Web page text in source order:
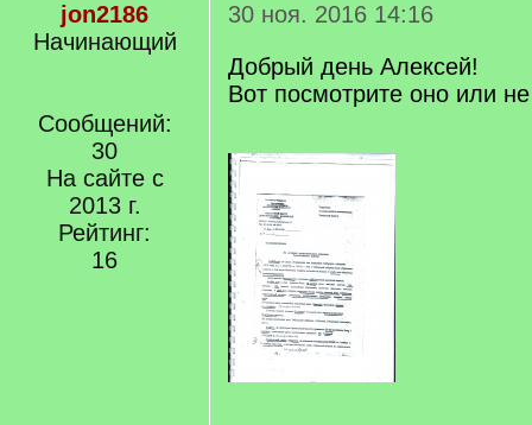
jon2186
Начинающий
Сообщений:
30
На сайте с
2013 г.
Рейтинг:
16
30 ноя. 2016 14:16
Добрый день Алексей!
Вот посмотрите оно или